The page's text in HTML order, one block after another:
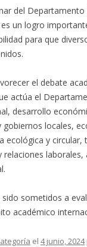
del
un logro
para que
el debate
actúa el
desarrollo
locales,
ecológica y
sometidos a
académico
el 4 junio, 2024